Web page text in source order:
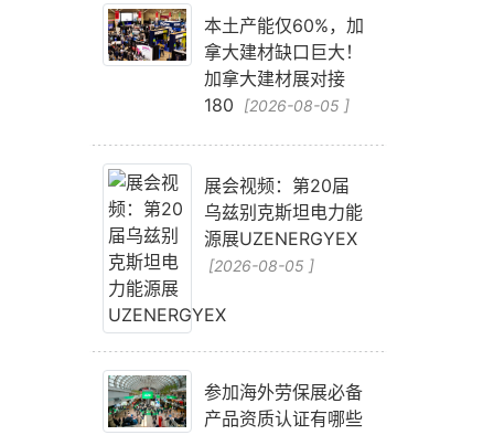
本土产能仅60%，加
拿大建材缺口巨大！
加拿大建材展对接
180
[2026-08-05 ]
展会视频：第20届
乌兹别克斯坦电力能
源展UZENERGYEX
[2026-08-05 ]
参加海外劳保展必备
产品资质认证有哪些